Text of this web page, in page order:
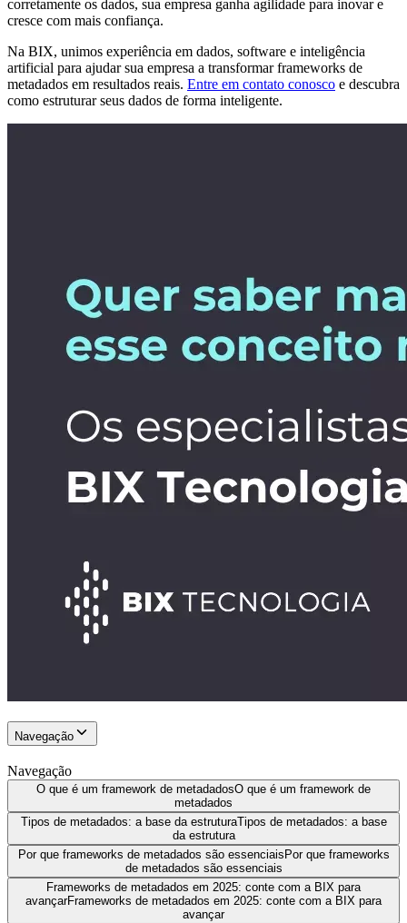
corretamente os dados, sua empresa ganha agilidade para inovar e
cresce com mais confiança.
Na BIX, unimos experiência em dados, software e inteligência
artificial para ajudar sua empresa a transformar frameworks de
metadados em resultados reais. Entre em contato conosco e descubra
como estruturar seus dados de forma inteligente.
Navegação
Navegação
O que é um framework de metadadosO que é um framework de
metadados
Tipos de metadados: a base da estruturaTipos de metadados: a base
da estrutura
Por que frameworks de metadados são essenciais Por que frameworks
de metadados são essenciais
Frameworks de metadados em 2025: conte com a BIX para
avançarFrameworks de metadados em 2025: conte com a BIX para
avançar